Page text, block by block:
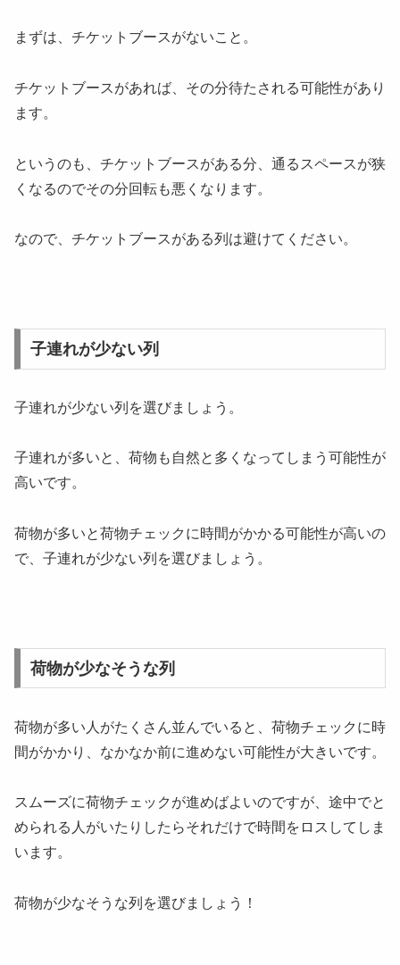
まずは、チケットブースがないこと。
チケットブースがあれば、その分待たされる可能性があり
ます。
というのも、チケットブースがある分、通るスペースが狭
くなるのでその分回転も悪くなります。
なので、チケットブースがある列は避けてください。
子連れが少ない列
子連れが少ない列を選びましょう。
子連れが多いと、荷物も自然と多くなってしまう可能性が
高いです。
荷物が多いと荷物チェックに時間がかかる可能性が高いの
で、子連れが少ない列を選びましょう。
荷物が少なそうな列
荷物が多い人がたくさん並んでいると、荷物チェックに時
間がかかり、なかなか前に進めない可能性が大きいです。
スムーズに荷物チェックが進めばよいのですが、途中でと
められる人がいたりしたらそれだけで時間をロスしてしま
います。
荷物が少なそうな列を選びましょう！